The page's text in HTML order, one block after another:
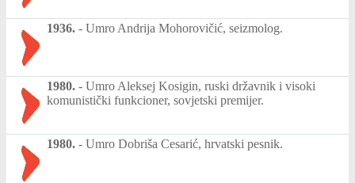
1936. - Umro Andrija Mohorovičić, seizmolog.
1980. - Umro Aleksej Kosigin, ruski državnik i visoki
komunistički funkcioner, sovjetski premijer.
1980. - Umro Dobriša Cesarić, hrvatski pesnik.